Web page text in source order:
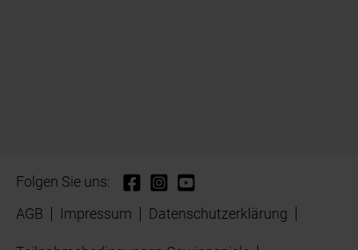
Folgen Sie uns:
AGB
Impressum Datenschutzerklärung